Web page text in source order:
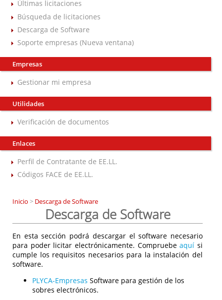
Últimas licitaciones
Búsqueda de licitaciones
Descarga de Software
Soporte empresas (Nueva ventana)
Empresas
Gestionar mi empresa
Utilidades
Verificación de documentos
Enlaces
Perfil de Contratante de EE.LL.
Códigos FACE de EE.LL.
Inicio > Descarga de Software
Descarga de Software
En esta sección podrá descargar el software necesario
para poder licitar electrónicamente. Compruebeaquí si
cumple los requisitos necesarios para la instalación del
software.
PLYCA-Empresas Software para gestión de los
sobres electrónicos.